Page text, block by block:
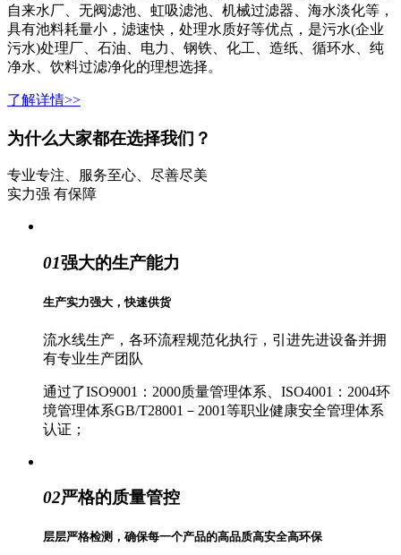
自来水厂、无阀滤池、虹吸滤池、机械过滤器、海水淡化等，
具有池料耗量小，滤速快，处理水质好等优点，是污水(企业
污水)处理厂、石油、电力、钢铁、化工、造纸、循环水、纯
净水、饮料过滤净化的理想选择。
了解详情>>
为什么大家都在选择我们？
专业专注、服务至心、尽善尽美
实力强 有保障
01强大的生产能力
生产实力强大，快速供货
流水线生产，各环流程规范化执行，引进先进设备并拥
有专业生产团队
通过了ISO9001：2000质量管理体系、ISO4001：2004环
境管理体系GB/T28001－2001等职业健康安全管理体系
认证；
02严格的质量管控
层层严格检测，确保每一个产品的高品质高安全高环保